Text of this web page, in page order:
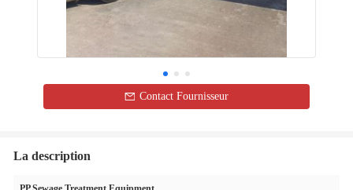
Contact Fournisseur
La description